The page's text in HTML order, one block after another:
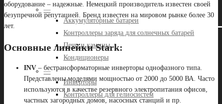
—
Аккумуляторные батареи
Контроллеры заряда для солнечных батарей
Печи и камины
Кондиционеры
—
Инверторы
Контроллеры для гелиосистем
оборудование – надежные. Немецкий производитель известен своей
безупречной репутацией. Бренд известен на мировом рынке более 30
лет.
Основные линейки Stark:
INV – бестрансформаторные инверторы однофазного типа.
Представлены моделями мощностью от 2000 до 5000 ВА. Часто
используются в качестве резервного электропитания офисов,
частных загородных домов, насосных станций и пр.